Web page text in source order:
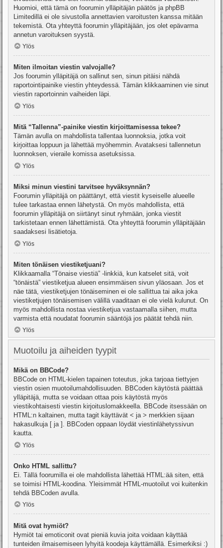
Huomioi, että tämä on foorumin ylläpitäjän päätös ja phpBB
Limitedillä ei ole sivustolla annettavien varoitusten kanssa mitään
tekemistä. Ota yhteyttä foorumin ylläpitäjään, jos olet epävarma
annetun varoituksen syystä.
Ylös
Miten ilmoitan viestin valvojalle?
Jos foorumin ylläpitäjä on sallinut sen, sinun pitäisi nähdä
raportointipainike viestin yhteydessä. Tämän klikkaaminen vie sinut
viestin raportoinnin vaiheiden läpi.
Ylös
Mitä “Tallenna”-painike viestin kirjoittamisessa tekee?
Tämän avulla on mahdollista tallentaa luonnoksia, jotka voit
kirjoittaa loppuun ja lähettää myöhemmin. Avataksesi tallennetun
luonnoksen, vieraile komissa asetuksissa.
Ylös
Miksi minun viestini tarvitsee hyväksynnän?
Foorumin ylläpitäjä on päättänyt, että viestit kyseiselle alueelle
tulee tarkastaa ennen lähetystä. On myös mahdollista, että
foorumin ylläpitäjä on siirtänyt sinut ryhmään, jonka viestit
tarkistetaan ennen lähettämistä. Ota yhteyttä foorumin ylläpitäjään
saadaksesi lisätietoja.
Ylös
Miten tönäisen viestiketjuani?
Klikkaamalla “Tönaise viestiä” -linkkiä, kun katselet sitä, voit
“tönäistä” viestiketjua alueen ensimmäisen sivun yläosaan. Jos et
näe tätä, viestiketjujen tönäiseminen ei ole sallittua tai aika joka
viestiketjujen tönäisemisen välillä vaaditaan ei ole vielä kulunut. On
myös mahdollista nostaa viestiketjua vastaamalla siihen, mutta
varmista että noudatat foorumin sääntöjä jos päätät tehdä niin.
Ylös
Muotoilu ja aiheiden tyypit
Mikä on BBCode?
BBCode on HTML-kielen tapainen toteutus, joka tarjoaa tiettyjen
viestin osien muotoilumahdollisuuden. BBCoden käytöstä päättää
ylläpitäjä, mutta se voidaan ottaa pois käytöstä myös
viestikohtaisesti viestin kirjoituslomakkeella. BBCode itsessään on
HTML:n kaltainen, mutta tagit käyttävät < ja > merkkien sijaan
hakasulkuja [ ja ]. BBCoden oppaan löydät viestinlähetyssivun
kautta.
Ylös
Onko HTML sallittu?
Ei. Tällä foorumilla ei ole mahdollista lähettää HTML:ää siten, että
se toimisi HTML-koodina. Yleisimmät HTML-muotoilut voi kuitenkin
tehdä BBCoden avulla.
Ylös
Mitä ovat hymiöt?
Hymiöt tai emoticonit ovat pieniä kuvia joita voidaan käyttää
tunteiden ilmaisemiseen lyhyitä koodeja käyttämällä. Esimerkiksi :)